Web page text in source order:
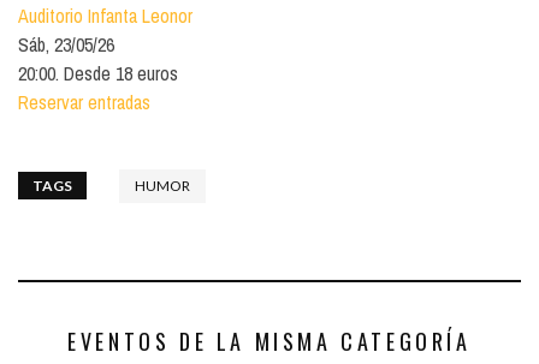
Auditorio Infanta Leonor
Sáb, 23/05/26
20:00. Desde 18 euros
Reservar entradas
TAGS HUMOR
EVENTOS DE LA MISMA CATEGORÍA